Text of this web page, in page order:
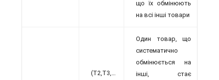
що їх обмінюють
на всі інші товари
(T2,T3,…
Один товар, що
систематично
обмінюється на
інші, стає